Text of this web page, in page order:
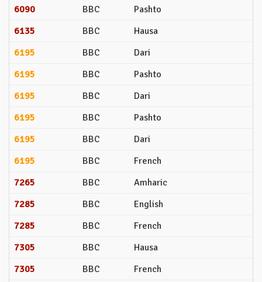
6090
BBC
Pashto
6135
BBC
Hausa
6195
BBC
Dari
6195
BBC
Pashto
6195
BBC
Dari
6195
BBC
Pashto
6195
BBC
Dari
6195
BBC
French
7265
BBC
Amharic
7285
BBC
English
7285
BBC
French
7305
BBC
Hausa
7305
BBC
French